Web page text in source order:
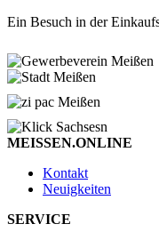
Ein Besuch in der
MEISSEN.ONLINE
Kontakt
Neuigkeiten
SERVICE